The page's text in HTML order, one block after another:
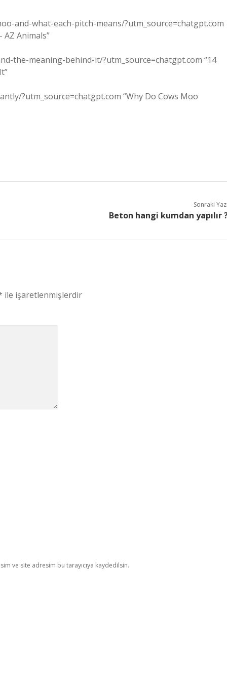
and-what-each-pitch-means/?utm_source=chatgpt.com
AZ Animals”
the-meaning-behind-it/?utm_source=chatgpt.com “14
?utm_source=chatgpt.com “Why Do Cows Moo
Sonraki
Beton hangi kumdan yapılır
ile işaretlenmişlerdir
ve site adresim bu tarayıcıya kaydedilsin.